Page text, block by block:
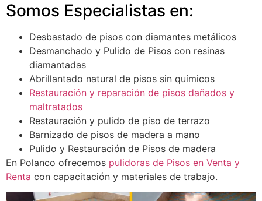
Somos Especialistas en:
Desbastado de pisos con diamantes metálicos
Desmanchado y Pulido de Pisos con resinas
diamantadas
Abrillantado natural de pisos sin químicos
Restauración y reparación de pisos dañados y
maltratados
Restauración y pulido de piso de terrazo
Barnizado de pisos de madera a mano
Pulido y Restauración de Pisos de madera
En Polanco ofrecemos pulidoras de Pisos en Venta y
Renta con capacitación y materiales de trabajo.